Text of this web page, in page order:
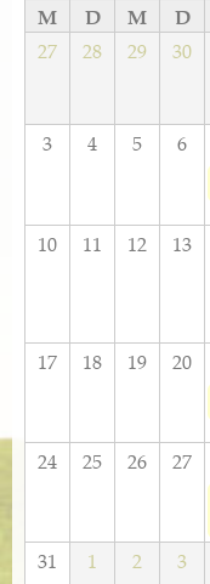
M D M D
27 28 29 30
3 4 5 6
10 11 12 13
17 18 19 20
24 25 26 27
31 1 2 3